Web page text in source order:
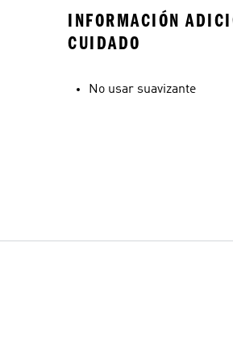
INFORMACIÓN
CUIDADO
No usar suavizante